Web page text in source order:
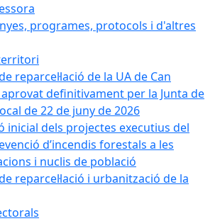
programes, protocols i d'altres
reparcel·lació de la UA de Can
definitivament per la Junta de
de 22 de juny de 2026
inicial dels projectes executius del
d’incendis forestals a les
i nuclis de població
reparcel·lació i urbanització de la